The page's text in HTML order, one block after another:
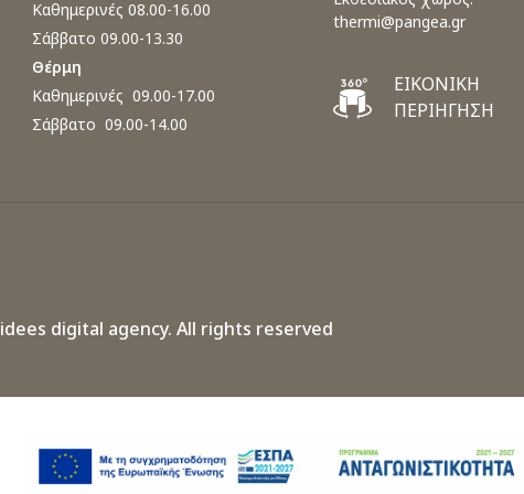
Καθημερινές 08.00-16.00
Σάββατο 09.00-13.30
Θέρμη
Καθημερινές 09.00-17.00
Σάββατο 09.00-14.00
thermi@pangea.gr
ΕΙΚΟΝΙΚΗ
ΠΕΡΙΗΓΗΣΗ
idees digital agency. All rights reserved